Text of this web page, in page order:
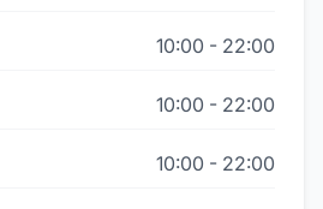
10:00 - 22:00
10:00 - 22:00
10:00 - 22:00